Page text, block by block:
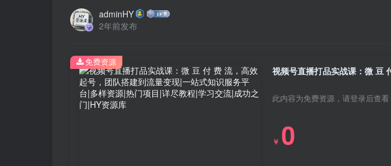
adminHY
2年前发布
此内容为免费资源，请登录后查看
￥ 0
免费资源